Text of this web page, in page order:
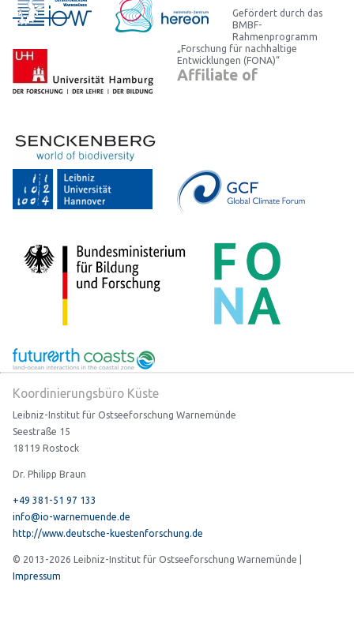
Gefördert durch das
BMBF-
Rahmenprogramm
„Forschung für nachhaltige
Entwicklungen (FONA)“
Affiliate of
Koordinierungsbüro Küste
Leibniz-Institut für Ostseeforschung Warnemünde
Seestraße 15
18119 Rostock
Dr. Philipp Braun
+49 381-51 97 133
info@io-warnemuende.de
http://www.deutsche-kuestenforschung.de
© 2013-2026 Leibniz-Institut für Ostseeforschung Warnemünde |
Impressum